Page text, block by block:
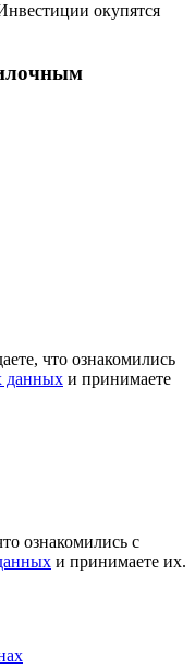
окупятся
что ознакомились
данных и принимаете
ознакомились с
и принимаете их.